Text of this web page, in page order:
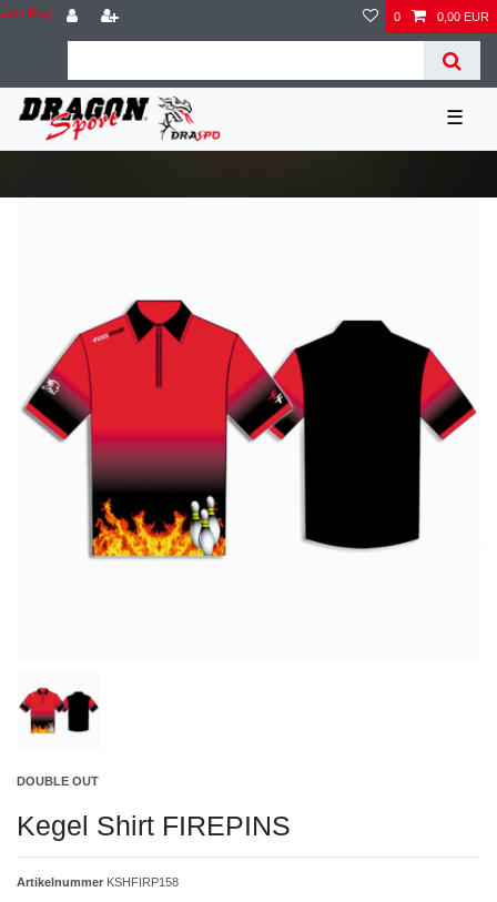
Zum Blog 0 0,00 EUR
☰
DOUBLE OUT
Kegel Shirt FIREPINS
Artikelnummer KSHFIRP158